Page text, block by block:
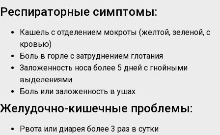
Респираторные симптомы:
Кашель с отделением мокроты (желтой, зеленой, с
кровью)
Боль в горле с затруднением глотания
Заложенность носа более 5 дней с гнойными
выделениями
Боль или заложенность в ушах
Желудочно-кишечные проблемы:
Рвота или диарея более 3 раз в сутки